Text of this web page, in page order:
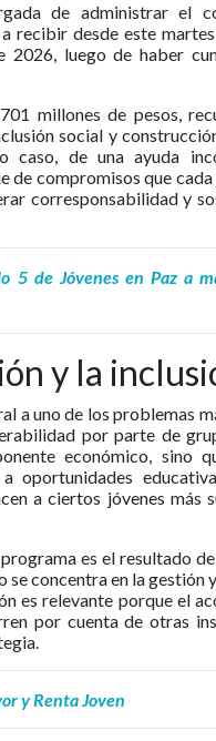
de administrar el
recibir desde este
2026, luego de haber
millones de pesos,
social y
de una ayuda
de compromisos que cada
corresponsabilidad y
5 de Jóvenes en Paz a
y la
a uno de los problemas
por parte de
económico, sino
oportunidades
a ciertos jóvenes más
es el resultado
concentra en la gestión
es relevante porque el
por cuenta de otras
y Renta Joven